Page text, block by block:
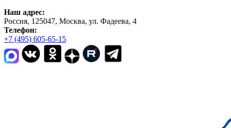
Наш адрес:
Россия, 125047, Москва, ул. Фадеева, 4
Телефон:
+7 (495) 605-65-15